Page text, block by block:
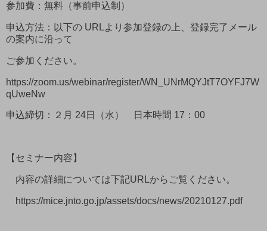
参加費：無料（事前申込制）
申込方法：以下の URLより参加登録の上、登録完了メール
の案内に沿って
ご参加ください。
https://zoom.us/webinar/register/WN_UNrMQYJtT7OYFJ7W
qUweNw
申込締切：２月 24日（水） 日本時間 17：00
【セミナー内容】
内容の詳細については下記URLからご覧ください。
https://mice.jnto.go.jp/assets/docs/news/20210127.pdf